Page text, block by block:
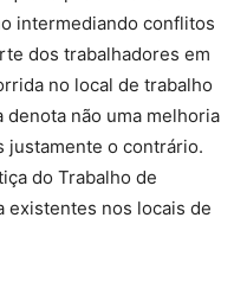
intermediando conflitos
dos trabalhadores em
no local de trabalho
não uma melhoria
justamente o contrário.
do Trabalho de
existentes nos locais de